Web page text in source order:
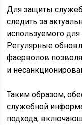
Для защиты
следить за
используемого
Регулярные
фаерволов
и
Таким образом,
служебной
подхода,